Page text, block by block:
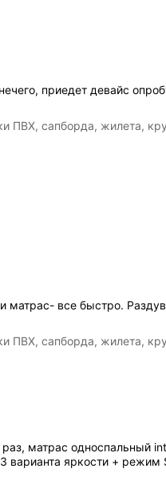
приедет девайс
ПВХ, сапборда, жилета,
матрас- все быстро.
ПВХ, сапборда, жилета,
матрас односпальный
варианта яркости + режим